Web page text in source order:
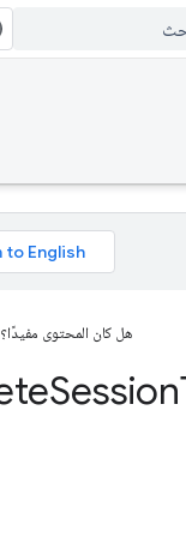
هل كان المحتوى مفيدًا؟
Session